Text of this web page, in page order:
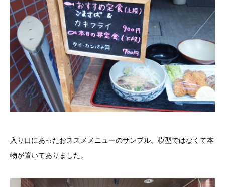
入り口にあったおススメメニューのサンプル。模型ではなくて本
物が置いてありました。